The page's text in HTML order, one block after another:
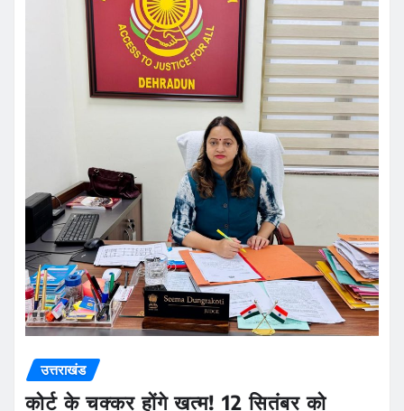
उत्तराखंड
कोर्ट के चक्कर होंगे खत्म! 12 सितंबर को